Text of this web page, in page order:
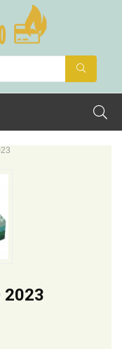
2023